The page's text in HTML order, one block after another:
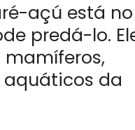
açú está no
predá-lo.
da